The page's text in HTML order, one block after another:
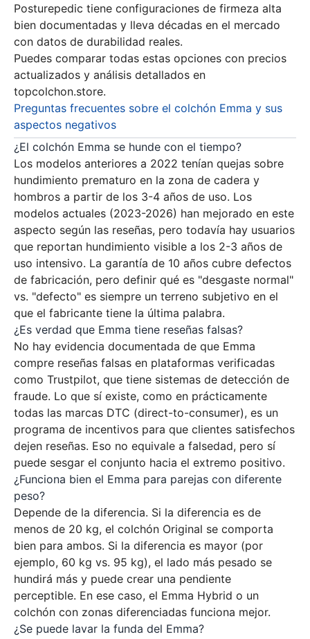
Posturepedic tiene configuraciones de firmeza alta
bien documentadas y lleva décadas en el mercado
con datos de durabilidad reales.
Puedes comparar todas estas opciones con precios
actualizados y análisis detallados en
topcolchon.store.
Preguntas frecuentes sobre el colchón Emma y sus
aspectos negativos
¿El colchón Emma se hunde con el tiempo?
Los modelos anteriores a 2022 tenían quejas sobre
hundimiento prematuro en la zona de cadera y
hombros a partir de los 3-4 años de uso. Los
modelos actuales (2023-2026) han mejorado en este
aspecto según las reseñas, pero todavía hay usuarios
que reportan hundimiento visible a los 2-3 años de
uso intensivo. La garantía de 10 años cubre defectos
de fabricación, pero definir qué es "desgaste normal"
vs. "defecto" es siempre un terreno subjetivo en el
que el fabricante tiene la última palabra.
¿Es verdad que Emma tiene reseñas falsas?
No hay evidencia documentada de que Emma
compre reseñas falsas en plataformas verificadas
como Trustpilot, que tiene sistemas de detección de
fraude. Lo que sí existe, como en prácticamente
todas las marcas DTC (direct-to-consumer), es un
programa de incentivos para que clientes satisfechos
dejen reseñas. Eso no equivale a falsedad, pero sí
puede sesgar el conjunto hacia el extremo positivo.
¿Funciona bien el Emma para parejas con diferente
peso?
Depende de la diferencia. Si la diferencia es de
menos de 20 kg, el colchón Original se comporta
bien para ambos. Si la diferencia es mayor (por
ejemplo, 60 kg vs. 95 kg), el lado más pesado se
hundirá más y puede crear una pendiente
perceptible. En ese caso, el Emma Hybrid o un
colchón con zonas diferenciadas funciona mejor.
¿Se puede lavar la funda del Emma?